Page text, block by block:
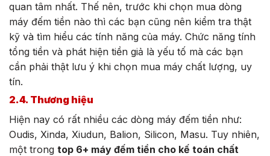
quan tâm nhất. Thế nên, trước khi chọn mua dòng
máy đếm tiền nào thì các bạn cũng nên kiểm tra thật
kỹ và tìm hiểu các tính năng của máy. Chức năng tính
tổng tiền và phát hiện tiền giả là yếu tố mà các bạn
cần phải thật lưu ý khi chọn mua máy chất lượng, uy
tín.
2.4. Thương hiệu
Hiện nay có rất nhiều các dòng máy đếm tiền như:
Oudis, Xinda, Xiudun, Balion, Silicon, Masu. Tuy nhiên,
một trong top 6+ máy đếm tiền cho kế toán chất